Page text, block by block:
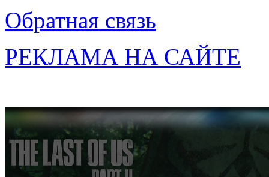
Обратная связь
РЕКЛАМА НА САЙТЕ